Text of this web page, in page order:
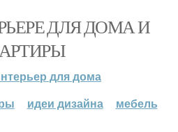
ДЛЯ ДОМА И
для дома
идеи дизайна мебель